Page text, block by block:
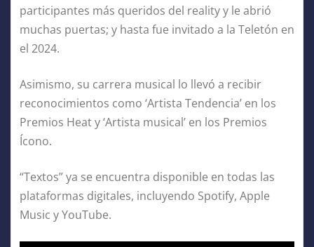
participantes más queridos del reality y le abrió
muchas puertas; y hasta fue invitado a la Teletón en
el 2024.
Asimismo, su carrera musical lo llevó a recibir
reconocimientos como ‘Artista Tendencia’ en los
Premios Heat y ‘Artista musical’ en los Premios
Ícono.
“Textos” ya se encuentra disponible en todas las
plataformas digitales, incluyendo Spotify, Apple
Music y YouTube.